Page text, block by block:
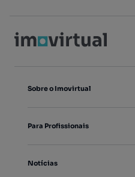
Sobre o Imovirtual
Para Profissionais
Notícias